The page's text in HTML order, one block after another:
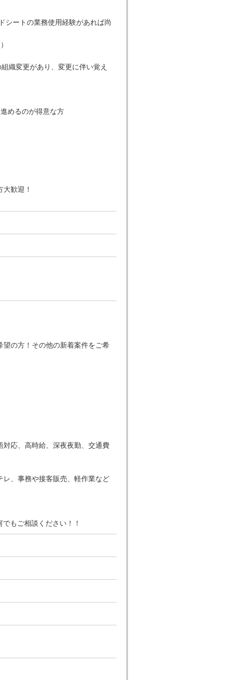
ートの業務使用経験があれば尚
織変更があり、変更に伴い覚え
めるのが得意な方
歓迎！
の方！その他の新着案件をご希
応、高時給、深夜夜勤、交通費
レ、事務や接客販売、軽作業など
もご相談ください！！